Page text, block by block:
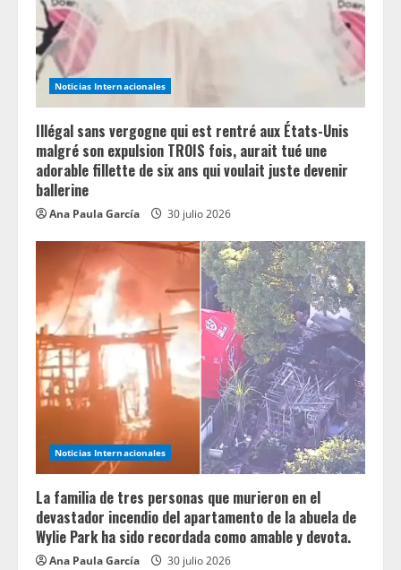
i
n
g Noticias Internacionales
Illégal sans vergogne qui est rentré aux États-Unis
malgré son expulsion TROIS fois, aurait tué une
adorable fillette de six ans qui voulait juste devenir
ballerine
Ana Paula García 30 julio 2026
Noticias Internacionales
La familia de tres personas que murieron en el
devastador incendio del apartamento de la abuela de
Wylie Park ha sido recordada como amable y devota.
Ana Paula García 30 julio 2026